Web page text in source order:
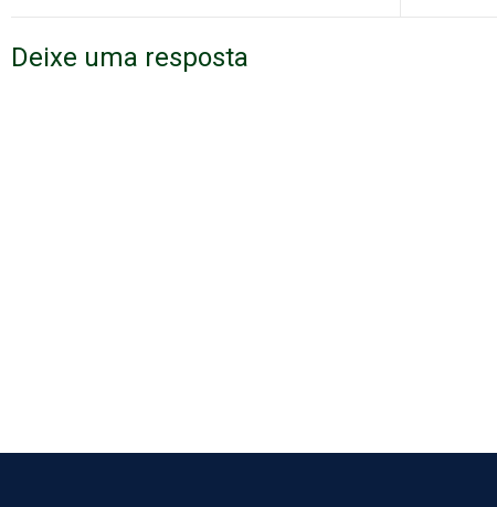
Deixe uma resposta